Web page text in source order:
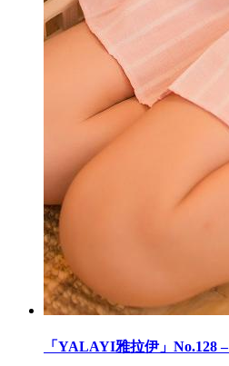
「YALAYI雅拉伊」No.128